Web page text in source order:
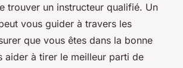
trouver un instructeur qualifié. Un
vous guider à travers les
que vous êtes dans la bonne
aider à tirer le meilleur parti de